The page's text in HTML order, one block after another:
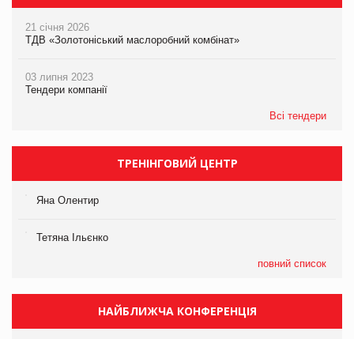
21 січня 2026
ТДВ «Золотоніський маслоробний комбінат»
03 липня 2023
Тендери компанії
Всі тендери
ТРЕНІНГОВИЙ ЦЕНТР
Яна Олентир
Тетяна Ільєнко
повний список
НАЙБЛИЖЧА КОНФЕРЕНЦІЯ